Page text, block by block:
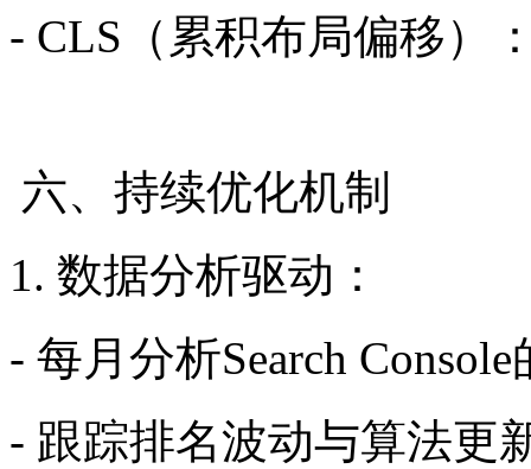
- CLS（累积布局偏移）
六、持续优化机制
1. 数据分析驱动：
- 每月分析Search
- 跟踪排名波动与算法更